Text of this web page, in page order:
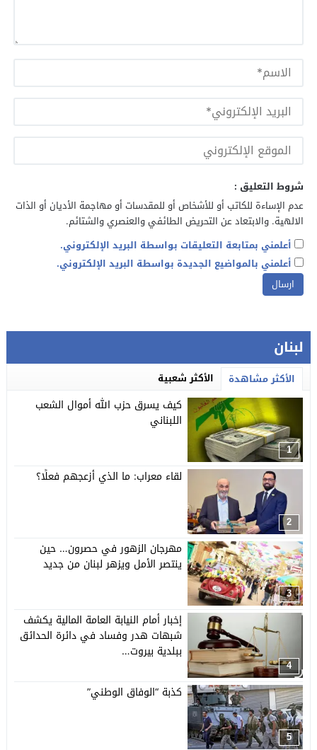
شروط التعليق :
عدم الإساءة للكاتب أو للأشخاص أو للمقدسات أو مهاجمة الأديان أو الذات
الالهية. والابتعاد عن التحريض الطائفي والعنصري والشتائم.
أعلمني بمتابعة التعليقات بواسطة البريد الإلكتروني.
أعلمني بالمواضيع الجديدة بواسطة البريد الإلكتروني.
لبنان
الأكثر مشاهدة الأكثر شعبية
1
كيف يسرق حزب الله أموال الشعب
اللبناني
2
لقاء معراب: ما الذي أزعجهم فعلًا؟
3
مهرجان الزهور في حصرون… حين
ينتصر الأمل ويزهر لبنان من جديد
4
إخبار أمام النيابة العامة المالية يكشف
شبهات هدر وفساد في دائرة الحدائق
ببلدية بيروت…
5
كذبة “الوفاق الوطني”